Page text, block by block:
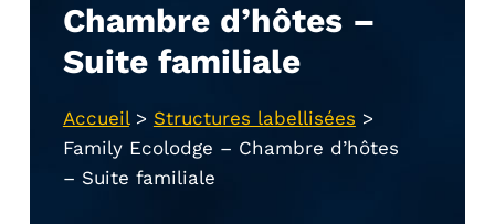
Chambre d’hôtes –
Suite familiale
Accueil> Structures labellisées >
Family Ecolodge – Chambre d’hôtes
– Suite familiale